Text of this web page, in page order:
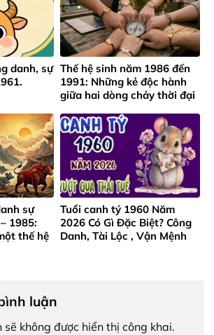
danh, sự Thế hệ sinh năm 1986 đến
1991: Những kẻ độc hành
giữa hai dòng chảy thời đại
sự
1985:
thế hệ
Tuổi canh tý 1960 Năm
2026 Có Gì Đặc Biệt? Công
Danh, Tài Lộc , Vận Mệnh
luận
sẽ không được hiển thị công khai.